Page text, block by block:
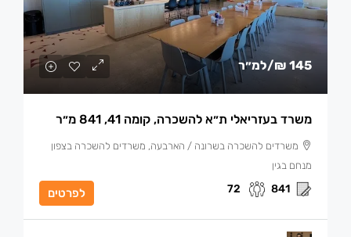
145 ₪ /למ״ר
משרד בעזריאלי ת״א להשכרה, קומה 41, 841 מ״ר
משרדים להשכרה בשרונה / הארבעה, משרדים להשכרה בצפון
מנחם בגין
841
72 לפרטים